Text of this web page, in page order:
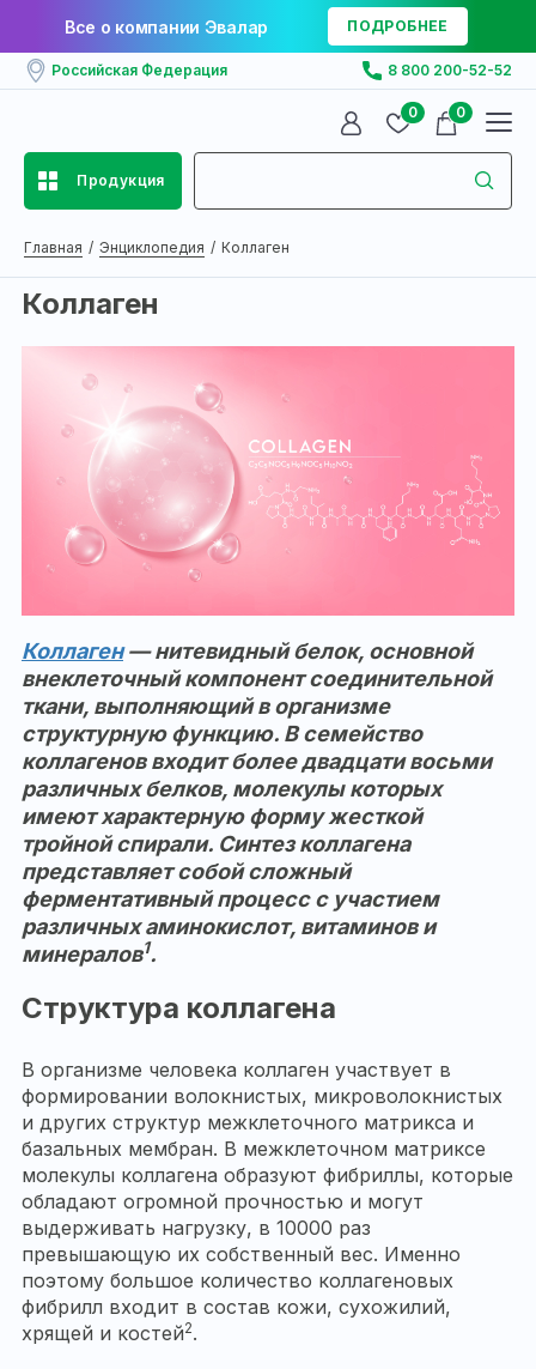
Все о компании Эвалар ПОДРОБНЕЕ
Российская Федерация 8 800 200-52-52
0 0
Продукция
Главная Энциклопедия Коллаген
Коллаген
Коллаген— нитевидный белок, основной
внеклеточный компонент соединительной
ткани, выполняющий в организме
структурную функцию. В семейство
коллагенов входит более двадцати восьми
различных белков, молекулы которых
имеют характерную форму жесткой
тройной спирали. Синтез коллагена
представляет собой сложный
ферментативный процесс с участием
различных аминокислот, витаминов и
минералов1.
Структура коллагена
В организме человека коллаген участвует в
формировании волокнистых, микроволокнистых
и других структур межклеточного матрикса и
базальных мембран. В межклеточном матриксе
молекулы коллагена образуют фибриллы, которые
обладают огромной прочностью и могут
выдерживать нагрузку, в 10000 раз
превышающую их собственный вес. Именно
поэтому большое количество коллагеновых
фибрилл входит в состав кожи, сухожилий,
хрящей и костей2.